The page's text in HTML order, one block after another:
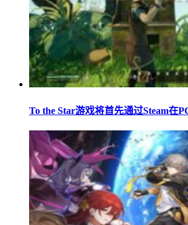
To the Star游戏将首先通过Steam在